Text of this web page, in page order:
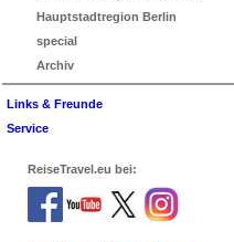
Hauptstadtregion Berlin
special
Archiv
Links & Freunde
Service
ReiseTravel.eu bei: